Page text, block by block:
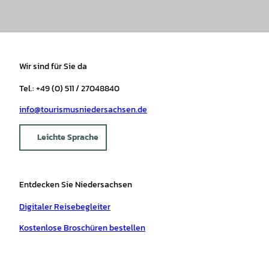
Wir sind für Sie da
Tel.: +49 (0) 511 / 27048840
info@tourismusniedersachsen.de
Leichte Sprache
Entdecken Sie Niedersachsen
Digitaler Reisebegleiter
Kostenlose Broschüren bestellen